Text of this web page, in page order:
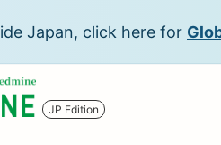
Japan, click here for
JP Edition